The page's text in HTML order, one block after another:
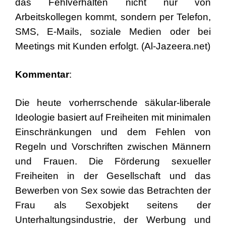
das Fehlverhalten nicht nur von
Arbeitskollegen kommt, sondern per Telefon,
SMS, E-Mails, soziale Medien oder bei
Meetings mit Kunden erfolgt. (Al-Jazeera.net)
Kommentar:
Die heute vorherrschende säkular-liberale
Ideologie basiert auf Freiheiten mit minimalen
Einschränkungen und dem Fehlen von
Regeln und Vorschriften zwischen Männern
und Frauen. Die Förderung sexueller
Freiheiten in der Gesellschaft und das
Bewerben von Sex sowie das Betrachten der
Frau als Sexobjekt seitens der
Unterhaltungsindustrie, der Werbung und